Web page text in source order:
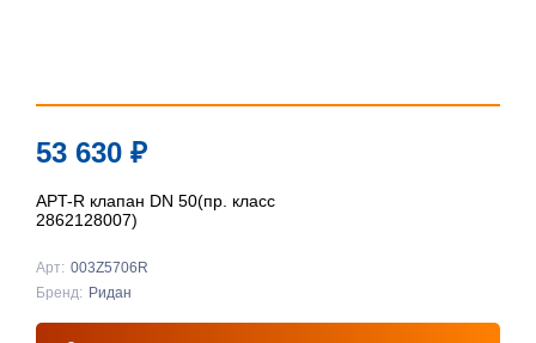
53 630 ₽
APT-R клапан DN 50(пр. класс
2862128007)
Арт: 003Z5706R
Бренд: Ридан